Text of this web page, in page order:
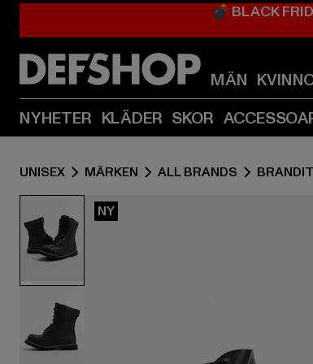
💣 BLACK
MÄN
NYHETER KLÄDER SKOR
UNISEX MÄRKEN ALL BRANDS BRANDIT
NY